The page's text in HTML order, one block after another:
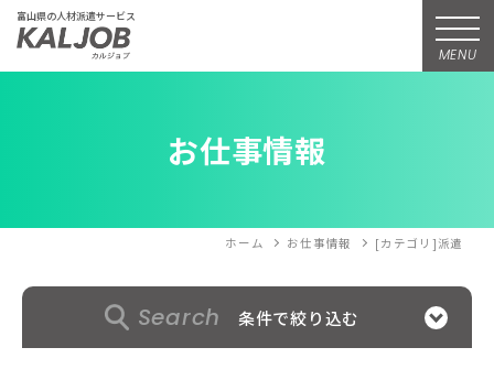
富山県の人材派遣サービス
MENU
お仕事情報
ホーム お仕事情報 [カテゴリ]派遣
Search 条件で絞り込む